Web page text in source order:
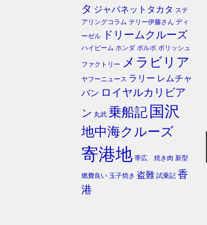
タ ジャパネットタカタ ステ
アリングコラム テリー伊藤さん ディ
ーゼル
ドリームクルーズ
ハイビーム ホンダ ボルボ ポリッシュ
ファクトリー メラビリア
ヤフーニュース ラリー レムチャ
バン ロイヤルカリビア
ン 丸武 乗船記 国沢
地中海クルーズ
寄港地 帯広 焼き肉 新型
燃費良い 玉子焼き 盗難 試乗記 香
港